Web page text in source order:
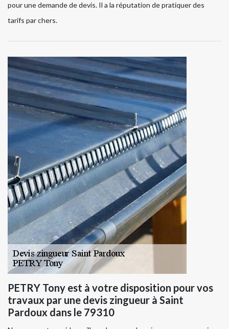
pour une demande de devis. Il a la réputation de pratiquer des
tarifs par chers.
PETRY Tony est à votre disposition pour vos
travaux par une devis zingueur à Saint
Pardoux dans le 79310